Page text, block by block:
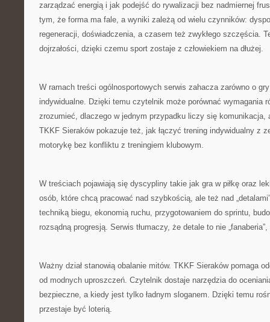
zarządzać energią i jak podejść do rywalizacji bez nadmiernej
tym, że forma ma fale, a wyniki zależą od wielu czynników:
regeneracji, doświadczenia, a czasem też zwykłego szczęścia.
dojrzałości, dzięki czemu sport zostaje z człowiekiem na dłużej.
W ramach treści ogólnosportowych serwis zahacza zarówno o
indywidualne. Dzięki temu czytelnik może porównać wymagania
zrozumieć, dlaczego w jednym przypadku liczy się komunikacja,
TKKF Sieraków pokazuje też, jak łączyć trening indywidualny z
motorykę bez konfliktu z treningiem klubowym.
W treściach pojawiają się dyscypliny takie jak gra w piłkę oraz
osób, które chcą pracować nad szybkością, ale też nad
techniką biegu, ekonomią ruchu, przygotowaniem do sprintu,
rozsądną progresją. Serwis tłumaczy, że detale to nie
Ważny dział stanowią obalanie mitów. TKKF Sieraków pomaga
od modnych uproszczeń. Czytelnik dostaje narzędzia do
bezpieczne, a kiedy jest tylko ładnym sloganem. Dzięki temu
przestaje być loterią.